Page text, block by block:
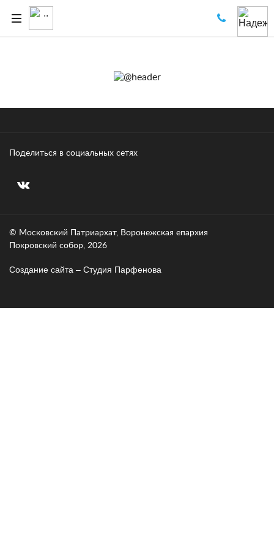
Поделиться в социальных сетях
© Московский Патриархат, Воронежcкая епархия
Покровский собор, 2026
Создание сайта – Cтудия Парфенова